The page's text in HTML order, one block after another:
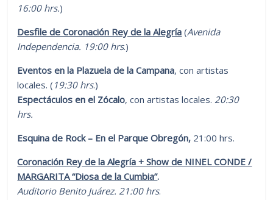
16:00 hrs.)
Desfile de Coronación Rey de la Alegría (Avenida
Independencia. 19:00 hrs.)
Eventos en la Plazuela de la Campana, con artistas
locales. ( 19:30 hrs.)
Espectáculos en el Zócalo, con artistas locales. 20:30
hrs.
Esquina de Rock – En el Parque Obregón, 21:00 hrs.
Coronación Rey de la Alegría + Show de NINEL CONDE /
MARGARITA “Diosa de la Cumbia”.
Auditorio Benito Juárez. 21:00 hrs.